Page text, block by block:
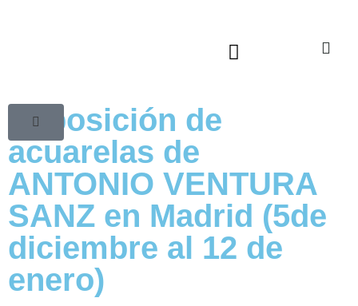
Exposición de
acuarelas de
ANTONIO VENTURA
SANZ en Madrid (5de
diciembre al 12 de
enero)